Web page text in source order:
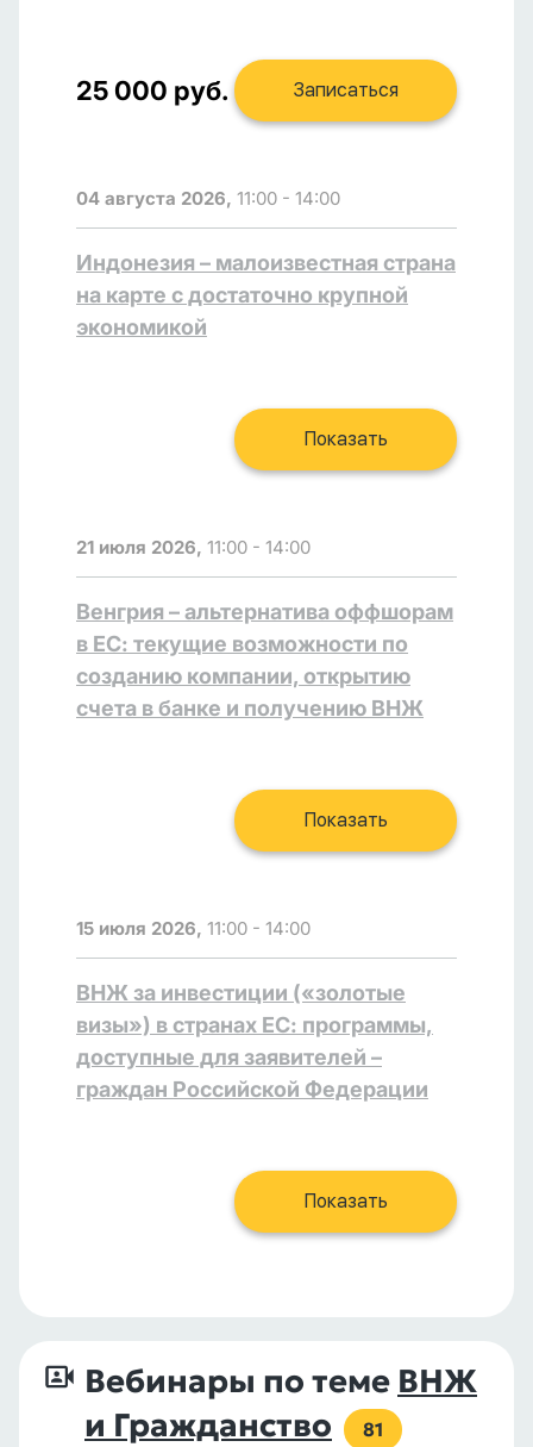
25 000 руб. Записаться
04 августа 2026, 11:00 - 14:00
Индонезия – малоизвестная страна
на карте с достаточно крупной
экономикой
Показать
21 июля 2026, 11:00 - 14:00
Венгрия – альтернатива оффшорам
в ЕС: текущие возможности по
созданию компании, открытию
счета в банке и получению ВНЖ
Показать
15 июля 2026, 11:00 - 14:00
ВНЖ за инвестиции («золотые
визы») в странах ЕС: программы,
доступные для заявителей –
граждан Российской Федерации
Показать
Вебинары по теме ВНЖ
и Гражданство
81